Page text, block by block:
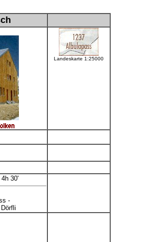
Landeskarte 1:25000
30'
-